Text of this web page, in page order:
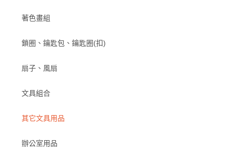
著色畫組
鎖圈、鑰匙包、鑰匙圈(扣)
扇子、風扇
文具組合
其它文具用品
辦公室用品